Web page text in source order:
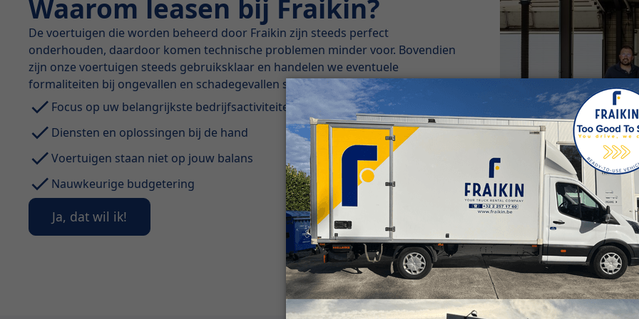
Waarom leasen bij Fraikin?
De voertuigen die worden beheerd door Fraikin zijn steeds perfect
onderhouden, daardoor komen technische problemen minder voor. Bovendien
zijn onze voertuigen steeds gebruiksklaar en handelen we eventuele
formaliteiten bij ongevallen en schadegevallen snel af.
Focus op uw belangrijkste bedrijfsactiviteiten
Diensten en oplossingen bij de hand
Voertuigen staan niet op jouw balans
Nauwkeurige budgetering
Ja, dat wil ik!